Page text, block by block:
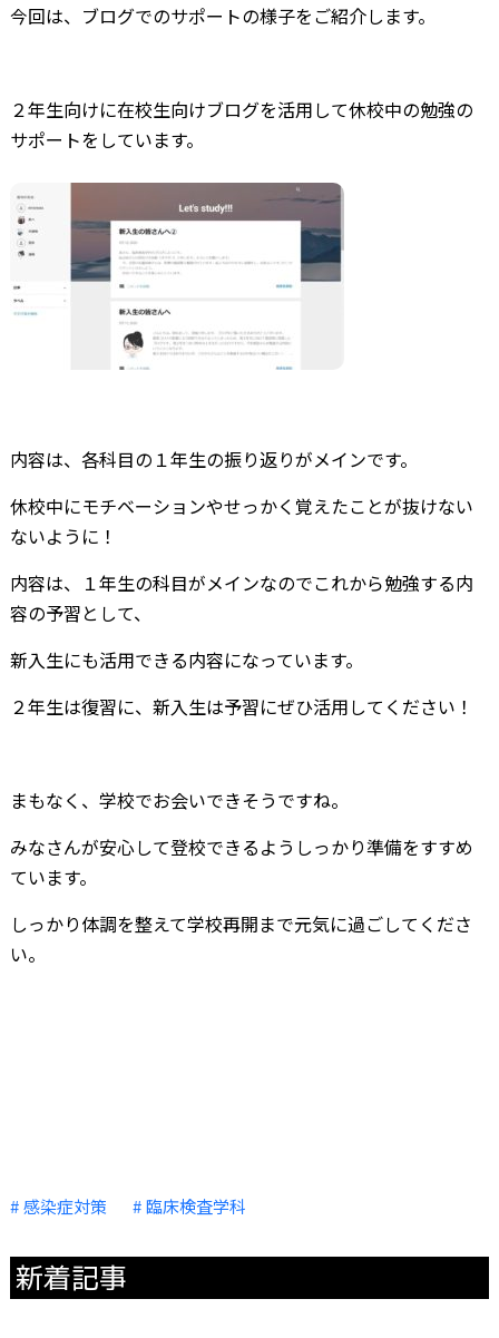
今回は、ブログでのサポートの様子をご紹介します。
２年生向けに在校生向けブログを活用して休校中の勉強の
サポートをしています。
内容は、各科目の１年生の振り返りがメインです。
休校中にモチベーションやせっかく覚えたことが抜けない
ないように！
内容は、１年生の科目がメインなのでこれから勉強する内
容の予習として、
新入生にも活用できる内容になっています。
２年生は復習に、新入生は予習にぜひ活用してください！
まもなく、学校でお会いできそうですね。
みなさんが安心して登校できるようしっかり準備をすすめ
ています。
しっかり体調を整えて学校再開まで元気に過ごしてくださ
い。
感染症対策 臨床検査学科
新着記事